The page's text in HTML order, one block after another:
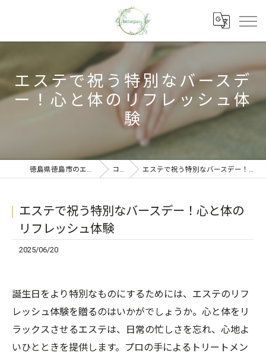
エステで祝う特別なバースデ
ー！心と体のリフレッシュ体
験
徳島県徳島市のエステならbellepas コラム エステで祝う特別なバースデー！心と体のリフレッシュ体験
エステで祝う特別なバースデー！心と体の
リフレッシュ体験
2025/06/20
誕生日をより特別なものにするためには、エステのリフ
レッシュ体験を贈るのはいかがでしょうか。心と体をリ
ラックスさせるエステは、日常の忙しさを忘れ、心地よ
いひとときを提供します。プロの手によるトリートメン